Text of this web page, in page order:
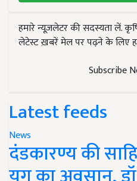
हमारे न्यूज़लेटर की सदस्यता लें.
लेटेस्ट ख़बरें मेल पर पढ़ने के लिए
Subscribe
Latest feeds
News
दंडकारण्य की